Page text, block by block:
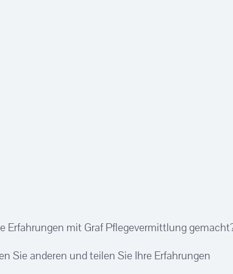
Erfahrungen mit Graf Pflegevermittlung
Sie anderen und teilen Sie Ihre Erfahrungen